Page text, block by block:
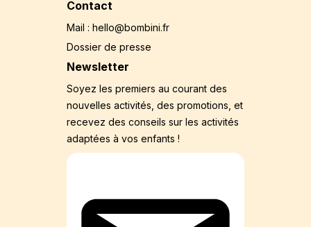
Contact
Mail : hello@bombini.fr
Dossier de presse
Newsletter
Soyez les premiers au courant des
nouvelles activités, des promotions, et
recevez des conseils sur les activités
adaptées à vos enfants !